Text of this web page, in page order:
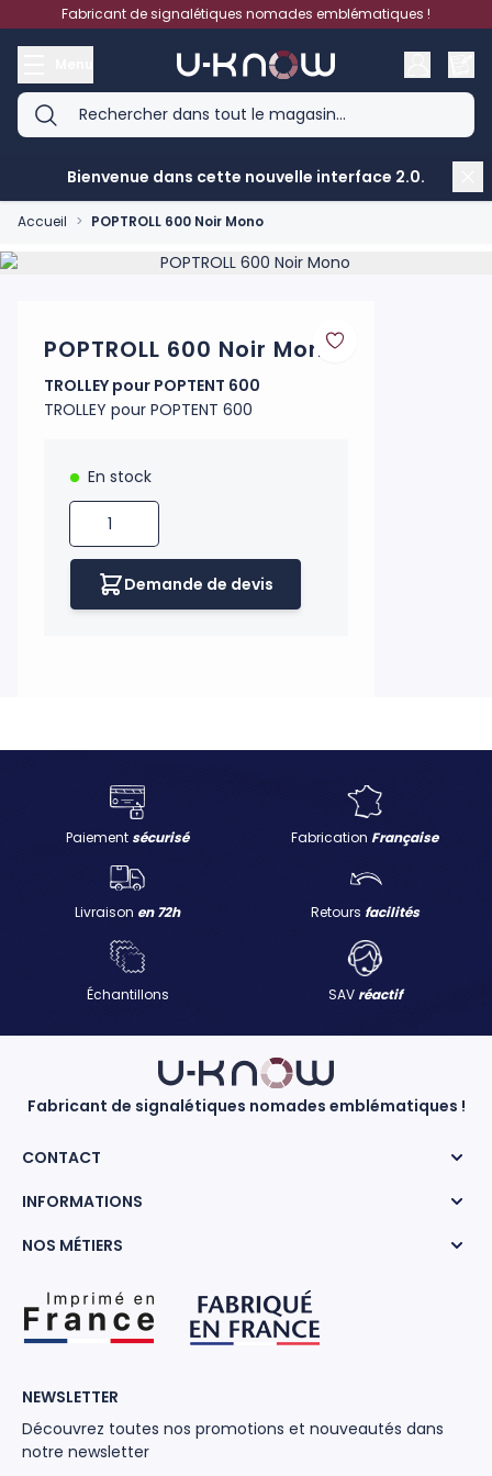
Aller au contenuFabricant de signalétiques nomades emblématiques !
Bienvenue dans cette nouvelle interface 2.0.
Accueil > POPTROLL 600 Noir Mono
Product image gallery - scroll to see more images
POPTROLL 600 Noir Mono
TROLLEY pour POPTENT 600
TROLLEY pour POPTENT 600
En stock
Quantité
Demande de devis
Paiement sécurisé Fabrication Française
Livraison en 72h Retours facilités
Échantillons SAVréactif
Fabricant de signalétiques nomades emblématiques !
CONTACT
INFORMATIONS
NOS MÉTIERS
NEWSLETTER
Découvrez toutes nos promotions et nouveautés dans
notre newsletter